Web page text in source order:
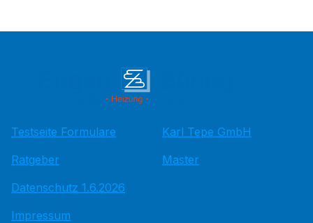
Testseite Formulare
Ratgeber
Datenschutz 1.6.2026
Impressum
Karl Tepe GmbH
Master